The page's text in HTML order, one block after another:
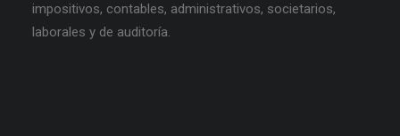
impositivos, contables, administrativos, societarios,
laborales y de auditoría.